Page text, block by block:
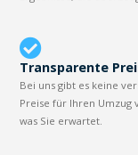
Transparente
Bei uns gibt es keine
Preise für Ihren Umzug
was Sie erwartet.